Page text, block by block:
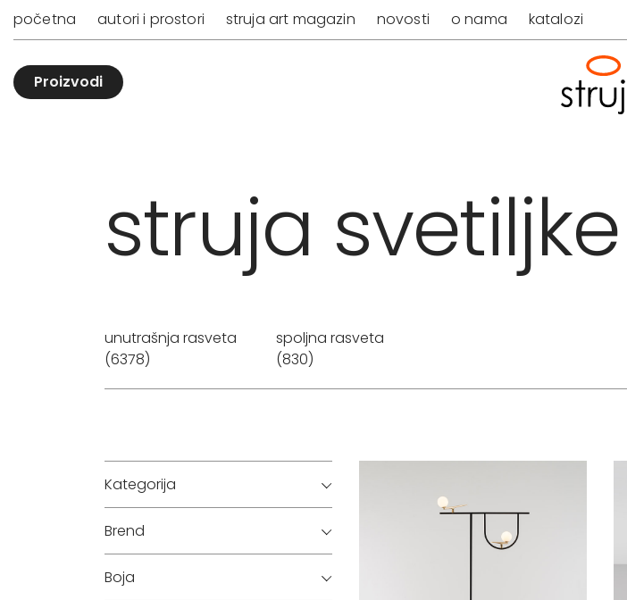
početna autori i prostori struja art magazin novosti o nama katalozi
Proizvodi
struja svetiljke
unutrašnja rasveta
(6378)
spoljna rasveta
(830)
Kategorija
Brend
Boja